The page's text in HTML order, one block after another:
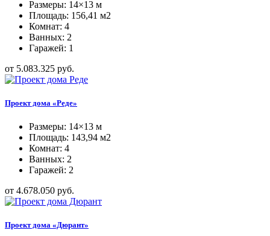
Размеры: 14×13 м
Площадь: 156,41 м2
Комнат: 4
Ванных: 2
Гаражей: 1
от 5.083.325 руб.
Проект дома «Реде»
Размеры: 14×13 м
Площадь: 143,94 м2
Комнат: 4
Ванных: 2
Гаражей: 2
от 4.678.050 руб.
Проект дома «Дюрант»